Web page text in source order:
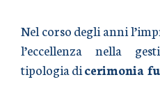
Nel corso degli anni
l’eccellenza nella
tipologia dicerimonia